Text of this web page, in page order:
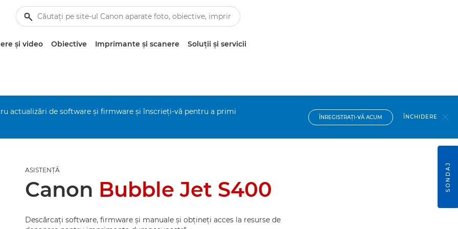
şi video Obiective Imprimante şi scanere Soluţii şi servicii
actualizări de software şi firmware şi înscrieţi-vă pentru a primi
ÎNREGISTRAŢI-VĂ ACUM ÎNCHIDERE
ASISTENŢĂ
Canon Bubble Jet S400
Descărcaţi software, firmware şi manuale şi obţineţi acces la resurse de
SONDAJ